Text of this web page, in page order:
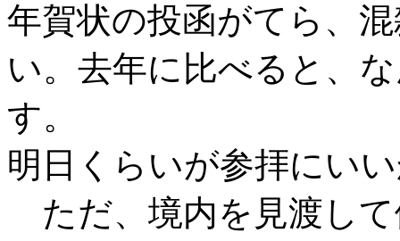
年賀状の投函がてら、
い。去年に比べると、
す。
明日くらいが参拝にい
ただ、境内を見渡し